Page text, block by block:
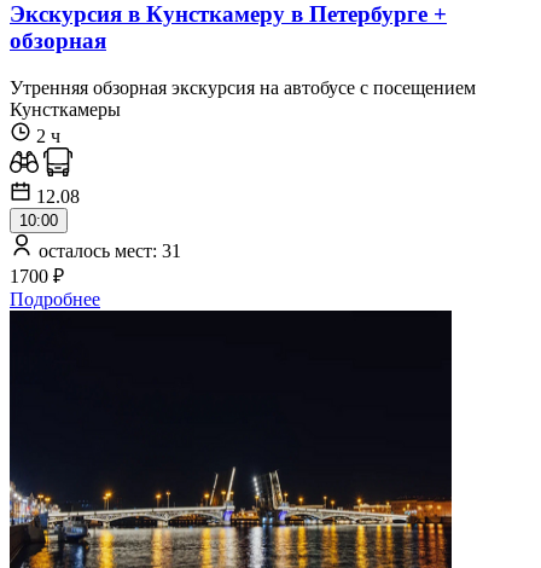
Экскурсия в Кунсткамеру в Петербурге +
обзорная
Утренняя обзорная экскурсия на автобусе с посещением
Кунсткамеры
2 ч
12.08
10:00
осталось мест: 31
1700 ₽
Подробнее